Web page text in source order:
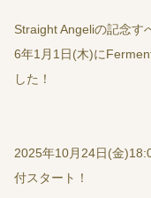
Straight Angeliの記念す
6年1月1日(木)に
した！
2025年10月24日(金
付スタート！